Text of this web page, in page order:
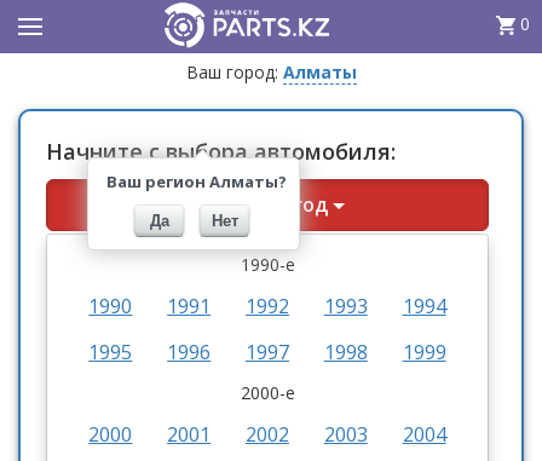
0
Ваш город: Алматы
Ваш регион Алматы?
Да Нет
Начните с выбора автомобиля:
Выберите год
1990-е
1990 1991 1992 1993
1994
1995
1996 1997 1998 1999
2000-е
2000 2001 2002 2003
2004